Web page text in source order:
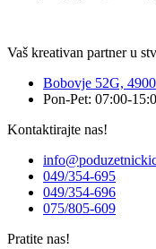
Vaš kreativan partner u
Bobovje 52G,
Pon-Pet: 07:00-
Kontaktirajte nas!
049/354-695
049/354-696
075/805-609
Pratite nas!